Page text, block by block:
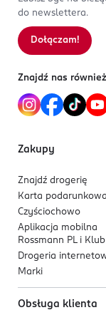
5 903246 567434
Sortowanie
do newslettera.
Dołączam!
Znajdź nas
Zakupy
Znajdź drogerię
Karta podarunkowa
Czyściochowo
Aplikacja mobilna
Rossmann PL i Klub
Drogeria
Marki
Obsługa klienta